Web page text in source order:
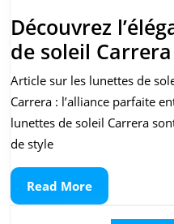
Découvrez
de soleil Carrera
Article sur les lunettes de
Carrera : l’alliance parfaite
lunettes de soleil Carrera
de style
Read MoreRead
More